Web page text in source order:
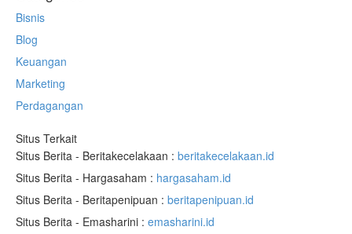
Bisnis
Blog
Keuangan
Marketing
Perdagangan
Situs Terkait
Situs Berita - Beritakecelakaan : beritakecelakaan.id
Situs Berita - Hargasaham : hargasaham.id
Situs Berita - Beritapenipuan : beritapenipuan.id
Situs Berita - Emasharini : emasharini.id